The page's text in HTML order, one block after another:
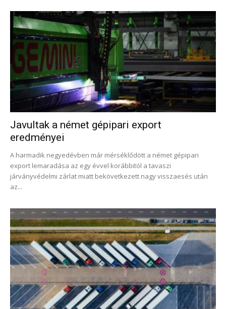
Javultak a német gépipari export
eredményei
A harmadik negyedévben már mérséklődött a német gépipari
export lemaradása az egy évvel korábbitól a tavaszi
járványvédelmi zárlat miatt bekövetkezett nagy visszaesés után
az...